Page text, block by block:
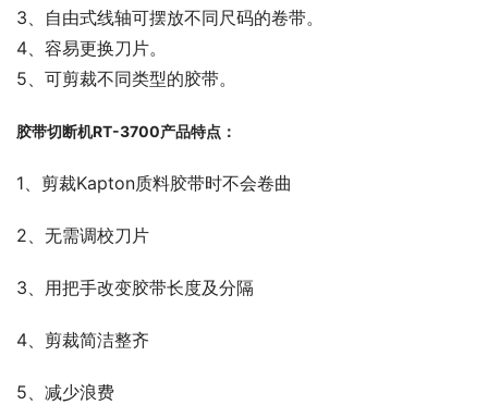
3、自由式线轴可摆放不同尺码的卷带。
4、容易更换刀片。
5、可剪裁不同类型的胶带。
胶带切断机RT-3700产品特点：
1、剪裁Kapton质料胶带时不会卷曲
2、无需调校刀片
3、用把手改变胶带长度及分隔
4、剪裁简洁整齐
5、减少浪费